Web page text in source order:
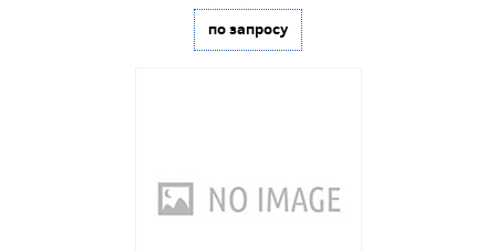
по запросу